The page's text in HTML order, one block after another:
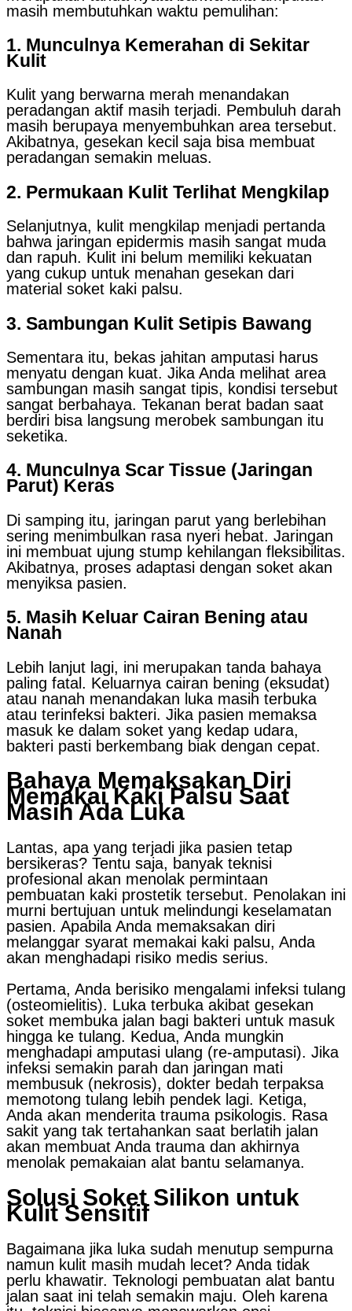
masih membutuhkan waktu pemulihan:
1. Munculnya Kemerahan di Sekitar
Kulit
Kulit yang berwarna merah menandakan
peradangan aktif masih terjadi. Pembuluh darah
masih berupaya menyembuhkan area tersebut.
Akibatnya, gesekan kecil saja bisa membuat
peradangan semakin meluas.
2. Permukaan Kulit Terlihat Mengkilap
Selanjutnya, kulit mengkilap menjadi pertanda
bahwa jaringan epidermis masih sangat muda
dan rapuh. Kulit ini belum memiliki kekuatan
yang cukup untuk menahan gesekan dari
material soket kaki palsu.
3. Sambungan Kulit Setipis Bawang
Sementara itu, bekas jahitan amputasi harus
menyatu dengan kuat. Jika Anda melihat area
sambungan masih sangat tipis, kondisi tersebut
sangat berbahaya. Tekanan berat badan saat
berdiri bisa langsung merobek sambungan itu
seketika.
4. Munculnya Scar Tissue (Jaringan
Parut) Keras
Di samping itu, jaringan parut yang berlebihan
sering menimbulkan rasa nyeri hebat. Jaringan
ini membuat ujung stump kehilangan fleksibilitas.
Akibatnya, proses adaptasi dengan soket akan
menyiksa pasien.
5. Masih Keluar Cairan Bening atau
Nanah
Lebih lanjut lagi, ini merupakan tanda bahaya
paling fatal. Keluarnya cairan bening (eksudat)
atau nanah menandakan luka masih terbuka
atau terinfeksi bakteri. Jika pasien memaksa
masuk ke dalam soket yang kedap udara,
bakteri pasti berkembang biak dengan cepat.
Bahaya Memaksakan Diri
Memakai Kaki Palsu Saat
Masih Ada Luka
Lantas, apa yang terjadi jika pasien tetap
bersikeras? Tentu saja, banyak teknisi
profesional akan menolak permintaan
pembuatan kaki prostetik tersebut. Penolakan ini
murni bertujuan untuk melindungi keselamatan
pasien. Apabila Anda memaksakan diri
melanggar syarat memakai kaki palsu, Anda
akan menghadapi risiko medis serius.
Pertama, Anda berisiko mengalami infeksi tulang
(osteomielitis). Luka terbuka akibat gesekan
soket membuka jalan bagi bakteri untuk masuk
hingga ke tulang. Kedua, Anda mungkin
menghadapi amputasi ulang (re-amputasi). Jika
infeksi semakin parah dan jaringan mati
membusuk (nekrosis), dokter bedah terpaksa
memotong tulang lebih pendek lagi. Ketiga,
Anda akan menderita trauma psikologis. Rasa
sakit yang tak tertahankan saat berlatih jalan
akan membuat Anda trauma dan akhirnya
menolak pemakaian alat bantu selamanya.
Solusi Soket Silikon untuk
Kulit Sensitif
Bagaimana jika luka sudah menutup sempurna
namun kulit masih mudah lecet? Anda tidak
perlu khawatir. Teknologi pembuatan alat bantu
jalan saat ini telah semakin maju. Oleh karena